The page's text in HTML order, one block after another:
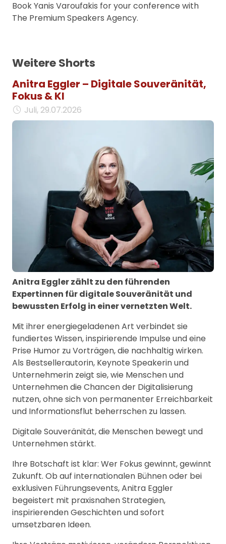
Book Yanis Varoufakis for your conference with
The Premium Speakers Agency.
Weitere Shorts
Anitra Eggler – Digitale Souveränität,
Fokus & KI
Juli, 29.07.2026
Anitra Eggler zählt zu den führenden
Expertinnen für digitale Souveränität und
bewussten Erfolg in einer vernetzten Welt.
Mit ihrer energiegeladenen Art verbindet sie
fundiertes Wissen, inspirierende Impulse und eine
Prise Humor zu Vorträgen, die nachhaltig wirken.
Als Bestsellerautorin, Keynote Speakerin und
Unternehmerin zeigt sie, wie Menschen und
Unternehmen die Chancen der Digitalisierung
nutzen, ohne sich von permanenter Erreichbarkeit
und Informationsflut beherrschen zu lassen.
Digitale Souveränität, die Menschen bewegt und
Unternehmen stärkt.
Ihre Botschaft ist klar: Wer Fokus gewinnt, gewinnt
Zukunft. Ob auf internationalen Bühnen oder bei
exklusiven Führungsevents, Anitra Eggler
begeistert mit praxisnahen Strategien,
inspirierenden Geschichten und sofort
umsetzbaren Ideen.